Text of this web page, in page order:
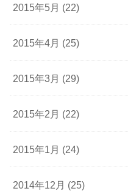
2015年5月 (22)
2015年4月 (25)
2015年3月 (29)
2015年2月 (22)
2015年1月 (24)
2014年12月 (25)